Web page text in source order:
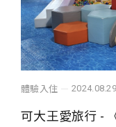
體驗入住 2024.08.29